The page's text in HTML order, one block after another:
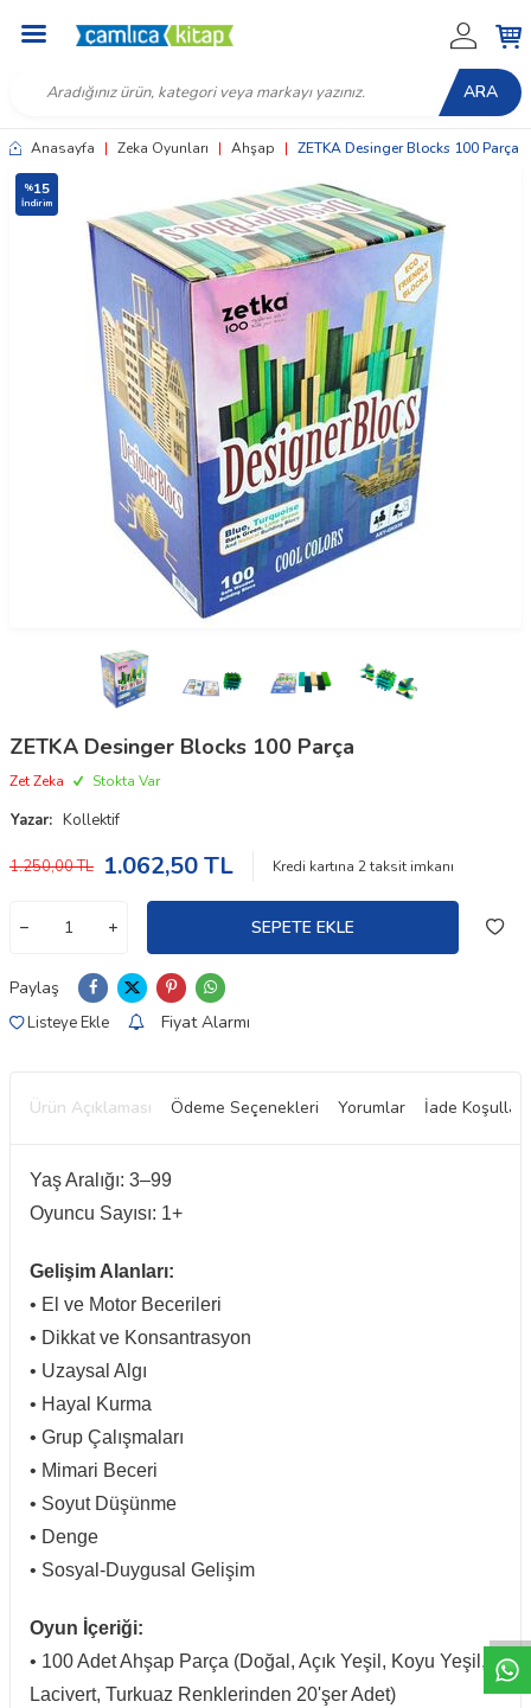
ARA
Anasayfa | Zeka Oyunları | Ahşap | ZETKA Desinger Blocks 100 Parça
%15
İndirim
ZETKA Desinger Blocks 100 Parça
Zet Zeka Stokta Var
Yazar: Kollektif
1.250,00TL 1.062,50TL Kredi kartına 2taksit imkanı
SEPETE EKLE
Paylaş
Listeye Ekle Fiyat Alarmı
Ürün Açıklaması Ödeme Seçenekleri Yorumlar İade Koşulları
Yaş Aralığı: 3–99
Oyuncu Sayısı: 1+
Gelişim Alanları:
• El ve Motor Becerileri
• Dikkat ve Konsantrasyon
• Uzaysal Algı
• Hayal Kurma
• Grup Çalışmaları
• Mimari Beceri
• Soyut Düşünme
• Denge
• Sosyal-Duygusal Gelişim
Oyun İçeriği:
• 100 Adet Ahşap Parça (Doğal, Açık Yeşil, Koyu Yeşil,
Lacivert, Turkuaz Renklerinden 20'şer Adet)